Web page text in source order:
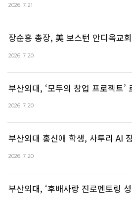
2026. 7. 21
장순흥 총장, 美 보스턴 안디옥
2026. 7. 20
부산외대, ‘모두의 창업 프로젝트
2026. 7. 20
부산외대 홍신애 학생, 사투리 AI
2026. 7. 20
부산외대, ‘후배사랑 진로멘토링